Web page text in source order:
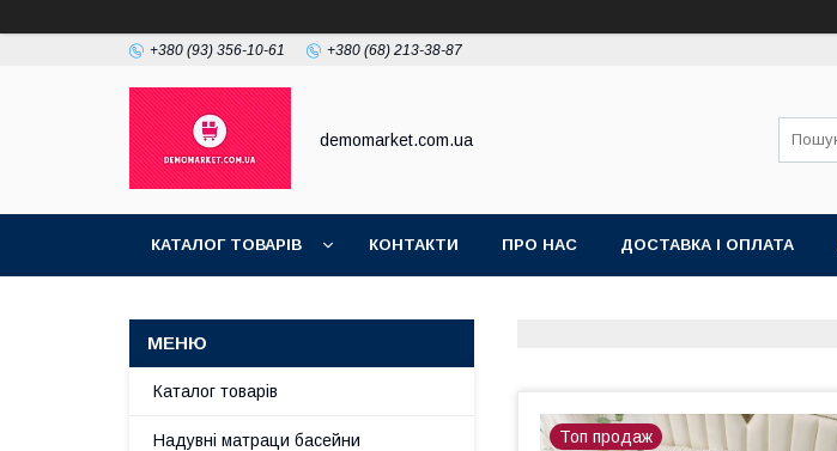
+380 (93) 356-10-61 +380 (68) 213-38-87
demomarket.com.ua
КАТАЛОГ ТОВАРІВ КОНТАКТИ ПРО НАС ДОСТАВКА І ОПЛАТА
Топ продаж
Каталог товарів
Надувні матраци басейни